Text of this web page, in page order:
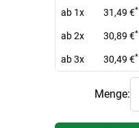
ab 1x
31,49 €*
ab 2x 30,89 €*
ab 3x 30,49 €*
Menge: